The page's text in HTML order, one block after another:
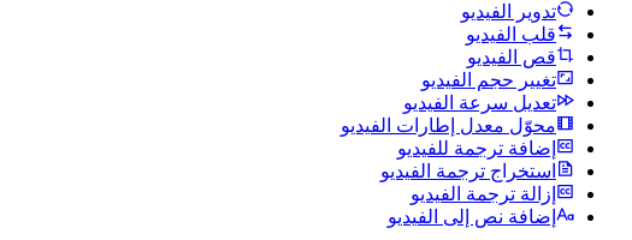
تدوير الفيديو
قلب الفيديو
قص الفيديو
تغيير حجم الفيديو
تعديل سرعة الفيديو
محوّل معدل إطارات الفيديو
إضافة ترجمة للفيديو
استخراج ترجمة الفيديو
إزالة ترجمة الفيديو
إضافة نص إلى الفيديو